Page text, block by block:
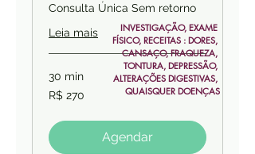
Consulta Única Sem retorno
Leia mais
30 min
270
Reais
R$ 270
Agendar
INVESTIGAÇÃO, EXAME
FÍSICO, RECEITAS : DORES,
CANSAÇO, FRAQUEZA,
TONTURA, DEPRESSÃO,
ALTERAÇÕES DIGESTIVAS,
QUAISQUER DOENÇAS